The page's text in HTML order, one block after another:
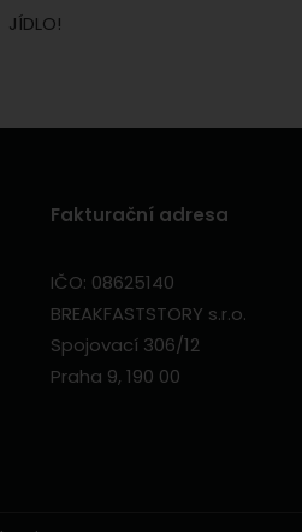
JÍDLO!
Fakturační adresa
IČO: 08625140
BREAKFASTSTORY s.r.o.
Spojovací 306/12
Praha 9, 190 00